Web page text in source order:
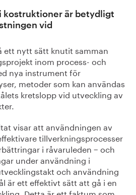
kostruktioner är betydligt
vid
ett nytt sätt knutit samman
inom process- och
nya instrument för
metoder som kan användas
kretslopp vid utveckling av
visar att användningen av
tillverkningsprocesser
i råvaruleden − och
under användning i
och användning
är ett effektivt sätt att gå i en